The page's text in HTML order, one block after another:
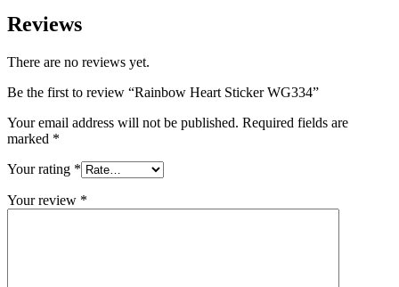
Reviews
There are no reviews yet.
Be the first to review “Rainbow Heart Sticker WG334”
Your email address will not be published. Required fields are
marked *
Your rating *
Your review *